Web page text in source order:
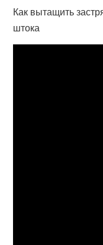
Как вытащить
штока